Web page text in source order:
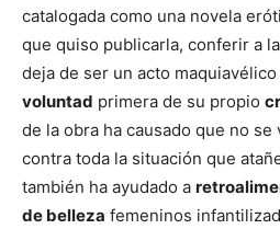
catalogada como una novela
que quiso publicarla, conferir a
deja de ser un acto maquiavélico
voluntad primera de su propio
de la obra ha causado que no
contra toda la situación que
también ha ayudado a
de belleza femeninos